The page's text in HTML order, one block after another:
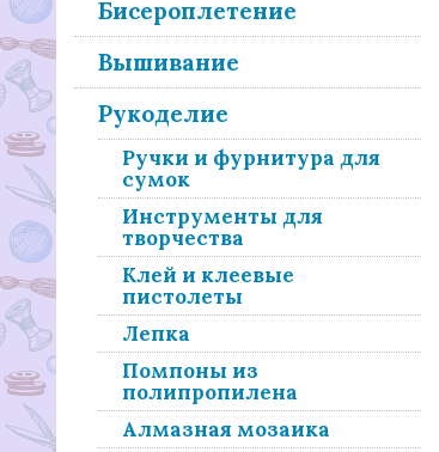
Бисероплетение
Вышивание
Рукоделие
Ручки и фурнитура для
сумок
Инструменты для
творчества
Клей и клеевые
пистолеты
Лепка
Помпоны из
полипропилена
Алмазная мозаика